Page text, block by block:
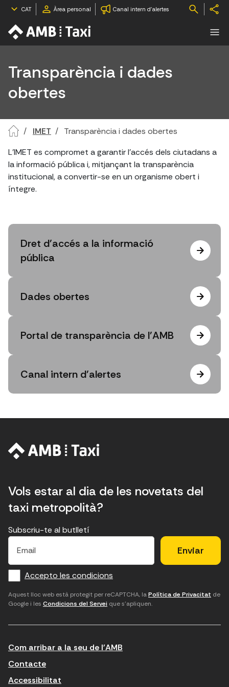
CAT Àrea personal Canal intern d'alertes
Transparència i dades
obertes
IMET
Transparència i dades obertes
L'IMET es compromet a garantir l'accés dels ciutadans a
la informació pública i, mitjançant la transparència
institucional, a convertir-se en un organisme obert i
íntegre.
Dret d'accés a la informació
pública
Dades obertes
Portal de transparència de l'AMB
Canal intern d'alertes
Vols estar al dia de les novetats del
taxi metropolità?
E
f
o
r
m
i
n
t
E
c
a
m
p
r
r
e
H
u
d
'
a
e
p
t
×
Subscriu-te al butlletí
E
a
i
Accepto les condicions
Aquest lloc web està protegit per reCAPTCHA, laPolítica de Privacitat de
Google i les Condicions del Servei que s'apliquen.
Com arribar a la seu de l'AMB
Contacte
Accessibilitat